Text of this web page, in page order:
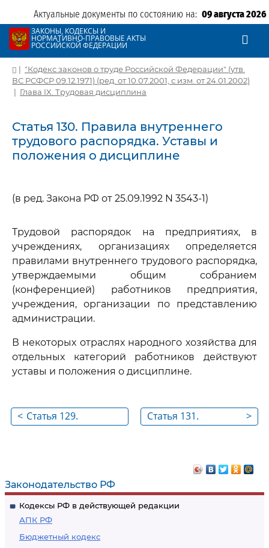
Актуальные документы по состоянию на: 09 августа 2026
ЗАКОНЫ, КОДЕКСЫ И
НОРМАТИВНО-ПРАВОВЫЕ АКТЫ
РОССИЙСКОЙ ФЕДЕРАЦИИ
Законодательство РФ
Кодексы РФ в действующей редакции
АПК РФ
Бюджетный кодекс
| "Кодекс законов о труде Российской Федерации" (утв.
ВС РСФСР 09.12.1971) (ред. от 10.07.2001, с изм. от 24.01.2002)
| Глава IX. Трудовая дисциплина
Статья 130. Правила внутреннего
трудового распорядка. Уставы и
положения о дисциплине
(в ред. Закона РФ от 25.09.1992 N 3543-1)
Трудовой распорядок на предприятиях, в
учреждениях, организациях определяется
правилами внутреннего трудового распорядка,
утверждаемыми общим собранием
(конференцией) работников предприятия,
учреждения, организации по представлению
администрации.
В некоторых отраслях народного хозяйства для
отдельных категорий работников действуют
уставы и положения о дисциплине.
< Статья 129.
>
Статья 131.